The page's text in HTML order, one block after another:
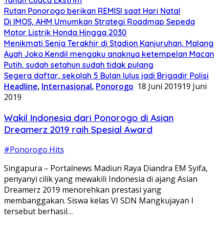
Rutan Ponorogo berikan REMISI saat Hari Natal
Di IMOS, AHM Umumkan Strategi Roadmap Sepeda
Motor Listrik Honda Hingga 2030
Menikmati Senja Terakhir di Stadion Kanjuruhan, Malang
Ayah Joko Kendil mengaku anaknya ketempelan Macan
Putih, sudah setahun sudah tidak pulang
Segera daftar, sekolah 5 Bulan lulus jadi Brigadir Polisi
Headline, Internasional, Ponorogo 18 Juni 201919 Juni
2019
Wakil Indonesia dari Ponorogo di Asian
Dreamerz 2019 raih Spesial Award
#Ponorogo Hits
Singapura – Portalnews Madiun Raya Diandra EM Syifa,
penyanyi cilik yang mewakili Indonesia di ajang Asian
Dreamerz 2019 menorehkan prestasi yang
membanggakan. Siswa kelas VI SDN Mangkujayan I
tersebut berhasil…